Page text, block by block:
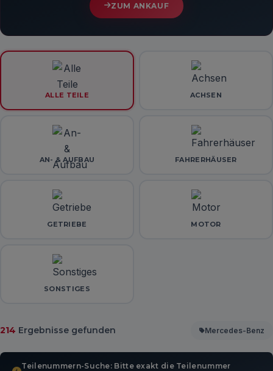
ZUM ANKAUF
ALLE TEILE ACHSEN
AN- & AUFBAU FAHRERHÄUSER
GETRIEBE MOTOR
SONSTIGES
214 Ergebnisse gefunden Mercedes-Benz
Teilenummern-Suche: Bitte exakt die Teilenummer